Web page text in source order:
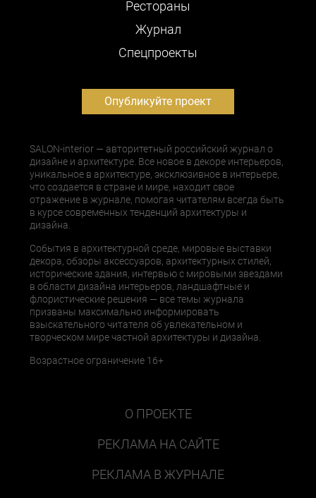
Рестораны
Журнал
Cпецпроекты
Опубликуйте проект
SALON-interior — авторитетный российский журнал о
дизайне и архитектуре. Все новое в декоре интерьеров,
уникальное в архитектуре, эксклюзивное в интерьере,
что создается в стране и мире, находит свое
отражение в журнале, помогая читателям всегда быть
в курсе современных тенденций архитектуры и
дизайна.
События в архитектурной среде, мировые выставки
декора, обзоры аксессуаров, архитектурных стилей,
исторические здания, интервью с мировыми звездами
в области дизайна интерьеров, ландшафтные и
флористические решения — все темы журнала
призваны максимально информировать
взыскательного читателя об увлекательном и
творческом мире частной архитектуры и дизайна.
Возрастное ограничение 16+
О ПРОЕКТЕ
РЕКЛАМА НА САЙТЕ
РЕКЛАМА В ЖУРНАЛЕ